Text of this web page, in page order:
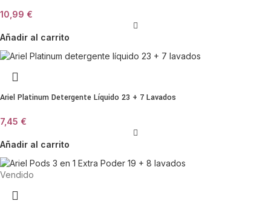
10,99 €
Añadir al carrito
Ariel Platinum Detergente Líquido 23 + 7 Lavados
7,45 €
Añadir al carrito
Vendido